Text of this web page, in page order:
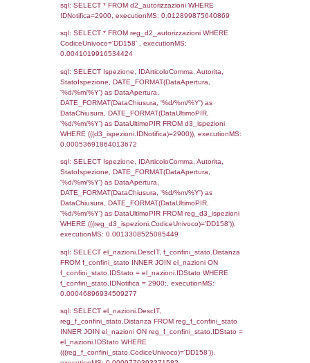
el_regioni.Regione as RegioneST,
as ComuneSL, el_province_1.citta as
el_regioni_1.Regione as RegioneSL FROM
(((((reg_a1_stabilimento LEFT JOIN
reg_a1_stabilimento.ComuneStab =
LEFT JOIN el_province ON
reg_a1_stabilimento.ProvinciaStab =
el_province.IstProvincia) LEFT JOIN
reg_a1_stabilimento.RegioneStab =
LEFT JOIN el_comuni AS el_comuni_1 ON
reg_a1_stabilimento.IstComuneSL =
el_comuni_1.IstComune) LEFT JOIN
el_province_1 ON
el_province_1.IstProvincia) LEFT JOIN
el_regioni_1 ON
executionMS: 0.00054812431335449
sql: SELECT a2p.Cognome, a2p.Nome
a2rp.IDPersonale = a2p.IDPersonale
(((a2p.IDNotifica)=2900) AND
executionMS: 0.00061607360839844